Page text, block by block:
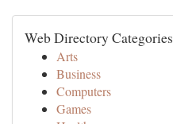
Web Directory Categories
Arts
Business
Computers
Games